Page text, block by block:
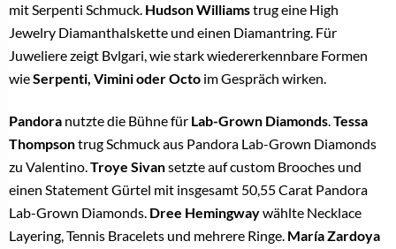
mit Serpenti Schmuck. Hudson Williamstrug eine High
Jewelry Diamanthalskette und einen Diamantring. Für
Juweliere zeigt Bvlgari, wie stark wiedererkennbare Formen
wieSerpenti, Vimini oder Octo im Gespräch wirken.
Pandora nutzte die Bühne für Lab-Grown Diamonds.Tessa
Thompsontrug Schmuck aus Pandora Lab-Grown Diamonds
zu Valentino.Troye Sivansetzte auf custom Brooches und
einen Statement Gürtel mit insgesamt 50,55 Carat Pandora
Lab-Grown Diamonds. Dree Hemingwaywählte Necklace
Layering, Tennis Bracelets und mehrere Ringe. María Zardoya